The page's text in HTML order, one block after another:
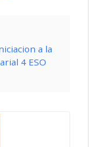
a la
4 ESO